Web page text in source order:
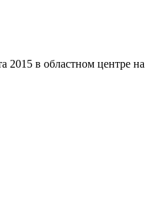
2015 в областном центре на